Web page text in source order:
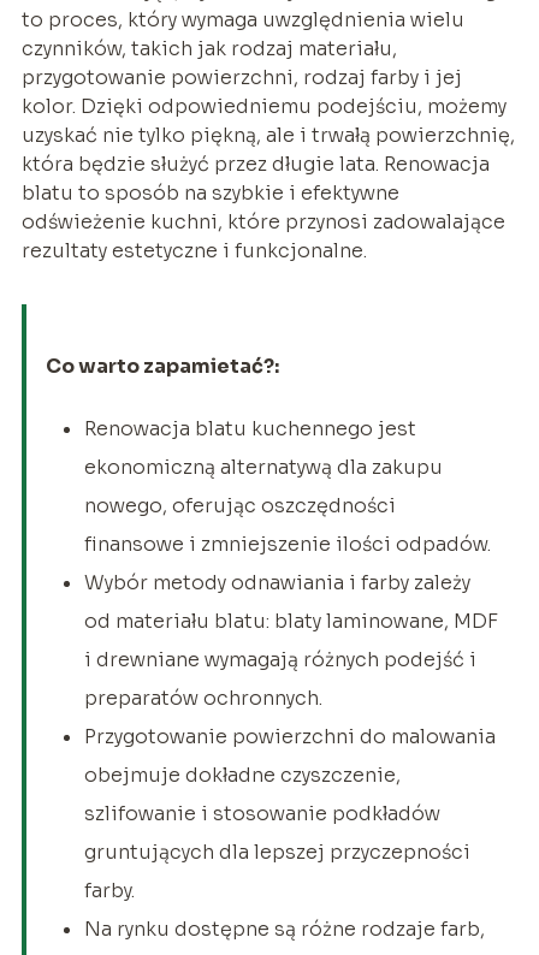
to proces, który wymaga uwzględnienia wielu
czynników, takich jak rodzaj materiału,
przygotowanie powierzchni, rodzaj farby i jej
kolor. Dzięki odpowiedniemu podejściu, możemy
uzyskać nie tylko piękną, ale i trwałą powierzchnię,
która będzie służyć przez długie lata. Renowacja
blatu to sposób na szybkie i efektywne
odświeżenie kuchni, które przynosi zadowalające
rezultaty estetyczne i funkcjonalne.
Co warto zapamietać?:
Renowacja blatu kuchennego jest
ekonomiczną alternatywą dla zakupu
nowego, oferując oszczędności
finansowe i zmniejszenie ilości odpadów.
Wybór metody odnawiania i farby zależy
od materiału blatu: blaty laminowane, MDF
i drewniane wymagają różnych podejść i
preparatów ochronnych.
Przygotowanie powierzchni do malowania
obejmuje dokładne czyszczenie,
szlifowanie i stosowanie podkładów
gruntujących dla lepszej przyczepności
farby.
Na rynku dostępne są różne rodzaje farb,